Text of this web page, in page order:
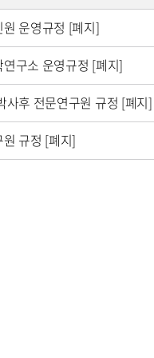
운영규정 [폐지]
구소 운영규정 [폐지]
사후 전문연구원 규정 [폐지]
규정 [폐지]